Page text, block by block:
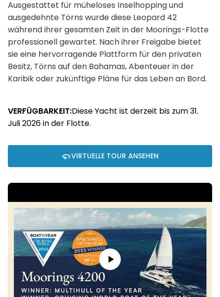
Ausgestattet für müheloses Inselhopping und
ausgedehnte Törns wurde diese Leopard 42
während ihrer gesamten Zeit in der Moorings-Flotte
professionell gewartet. Nach ihrer Freigabe bietet
sie eine hervorragende Plattform für den privaten
Besitz, Törns auf den Bahamas, Abenteuer in der
Karibik oder zukünftige Pläne für das Leben an Bord.
VERFÜGBARKEIT:Diese Yacht ist derzeit bis zum 31.
Juli 2026 in der Flotte.
VIRTUELLE TOUR ANSEHEN